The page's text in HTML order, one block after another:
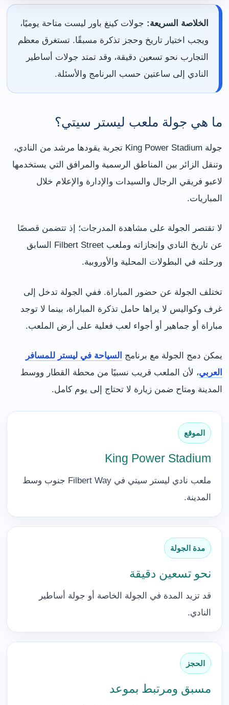
الخلاصة السريعة: جولات كينغ باور ليست متاحة يوميًا،
ويجب اختيار تاريخ وحجز تذكرة مسبقًا. تستغرق معظم
التجارب نحو تسعين دقيقة، وقد تمتد جولات أساطير
النادي إلى ساعتين حسب البرنامج والأسئلة.
ما هي جولة ملعب ليستر سيتي؟
جولة King Power Stadium تجربة يقودها مرشد من النادي،
وتنقل الزائر بين المناطق الرسمية والمرافق التي يستخدمها
لاعبو فريقي الرجال والسيدات والإدارة والإعلام خلال
المباريات.
لا تقتصر الجولة على مشاهدة المدرجات؛ إذ تتضمن قصصًا
عن تاريخ النادي وإنجازاته وملعب Filbert Street السابق
ورحلته في البطولات المحلية والأوروبية.
تختلف الجولة عن حضور المباراة. ففي الجولة تدخل إلى
غرف وكواليس لا يراها حامل تذكرة المباراة، بينما لا توجد
مباراة أو جماهير أو أجواء لعب فعلية على أرض الملعب.
يمكن دمج الجولة مع برنامج السياحة في ليستر للمسافر
العربي، لأن الملعب قريب نسبيًا من محطة القطار ووسط
المدينة ومتاح ضمن زيارة لا تحتاج إلى يوم كامل.
الموقع
King Power Stadium
ملعب نادي ليستر سيتي في Filbert Way جنوب وسط
المدينة.
مدة الجولة
نحو تسعين دقيقة
قد تزيد المدة في الجولة الخاصة أو جولة أساطير
النادي.
الحجز
مسبق ومرتبط بموعد